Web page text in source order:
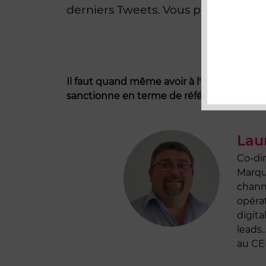
derniers Tweets. Vous pouvez
Il faut quand même avoir à l'esprit que
sanctionne en terme de référencement
Co-
au